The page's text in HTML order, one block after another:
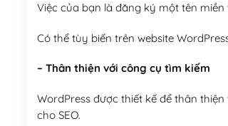
Việc của bạn là đăng ký một tên
Có thể tùy biến trên website
– Thân thiện với công cụ tìm kiếm
WordPress được thiết kế để thân
cho SEO.